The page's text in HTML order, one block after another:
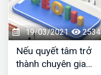
phẩm và tiết kiệm chi
phí quảng cáo? Đọc
ngay bài viết dưới đây
19/03/2021 2534
Nếu quyết tâm trở
thành chuyên gia